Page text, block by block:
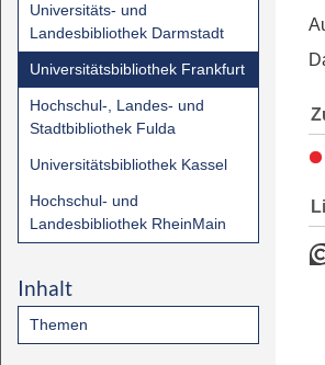
Universitäts- und
Landesbibliothek Darmstadt
Universitätsbibliothek Frankfurt
Hochschul-, Landes- und
Stadtbibliothek Fulda
Universitätsbibliothek Kassel
Hochschul- und
Landesbibliothek RheinMain
Inhalt
Themen